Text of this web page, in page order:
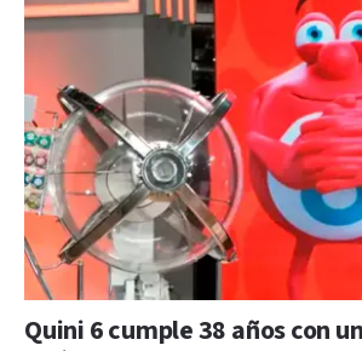
Quini 6 cumple 38 años con